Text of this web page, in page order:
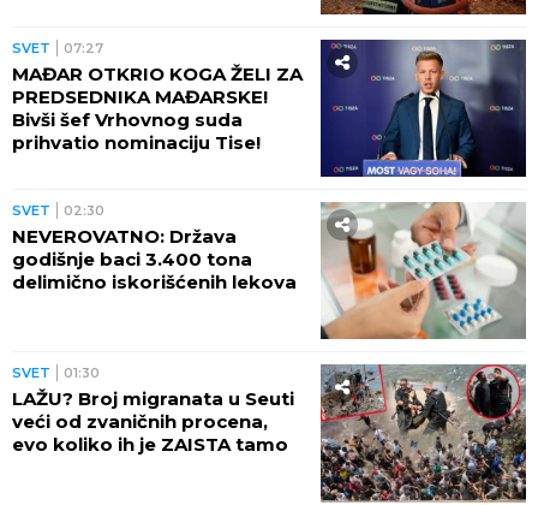
SVET 07:27
MAĐAR OTKRIO KOGA ŽELI ZA
PREDSEDNIKA MAĐARSKE!
Bivši šef Vrhovnog suda
prihvatio nominaciju Tise!
SVET 02:30
NEVEROVATNO: Država
godišnje baci 3.400 tona
delimično iskorišćenih lekova
SVET 01:30
LAŽU? Broj migranata u Seuti
veći od zvaničnih procena,
evo koliko ih je ZAISTA tamo